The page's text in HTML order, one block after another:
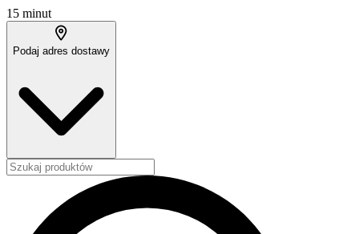
15 minut
Podaj adres dostawy